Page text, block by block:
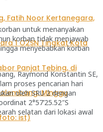
untuk menanyakan
korban tidak menjawab
menyebabkan korban
Raymond Konstantin SE,
proses pencarian hari
oleh SRU 2 dengan
2°57’25.52″S
selatan dari lokasi awal